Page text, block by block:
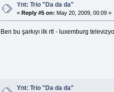
Ynt: Trio "Da da da"
« Reply #5 on: May 20, 2009, 00:09 »
Ben bu şarkıyı ilk rtl - luxemburg
Ynt: Trio "Da da da"